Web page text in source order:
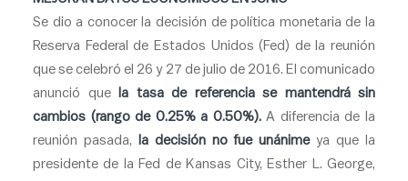
Se dio a conocer la decisión de política monetaria de la
Reserva Federal de Estados Unidos (Fed) de la reunión
que se celebró el 26 y 27 de julio de 2016. El comunicado
anunció que
la tasa de referencia se mantendrá sin
cambios (rango de 0.25% a 0.50%).A diferencia de la
reunión pasada,
la decisión no fue unánimeya que la
presidente de la Fed de Kansas City, Esther L. George,